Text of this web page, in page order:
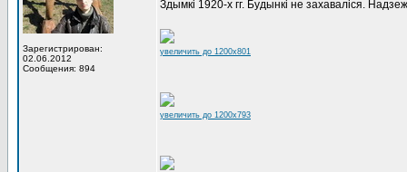
Зарегистрирован:
02.06.2012
Сообщения: 894
Здымкi 1920-х гг. Будынкi не захавалiся.
увеличить до 1200x801
увеличить до 1200x793